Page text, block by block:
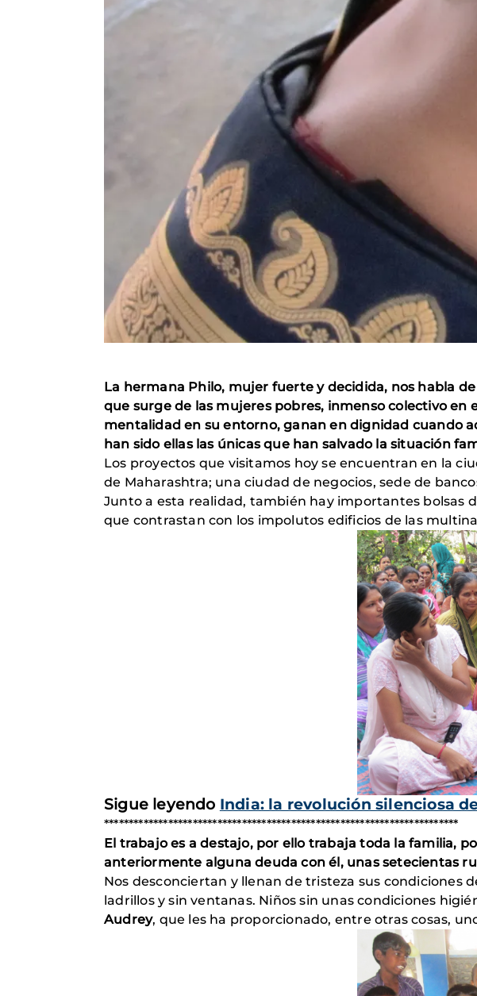
La hermana Philo, mujer fuerte y decidida, nos habla
que surge de las mujeres pobres, inmenso colectivo
mentalidad en su entorno, ganan en dignidad cuando
han sido ellas las únicas que han salvado la situación
Los proyectos que visitamos hoy se encuentran en la
de Maharashtra; una ciudad de negocios, sede de
Junto a esta realidad, también hay importantes bolsas
que contrastan con los impolutos edificios de las
Sigue leyendo India: la revolución silenciosa
************************************************************************
El trabajo es a destajo, por ello trabaja toda la familia,
anteriormente alguna deuda con él, unas setecientas
Nos desconciertan y llenan de tristeza sus condiciones
ladrillos y sin ventanas. Niños sin unas condiciones
Audrey, que les ha proporcionado, entre otras cosas,